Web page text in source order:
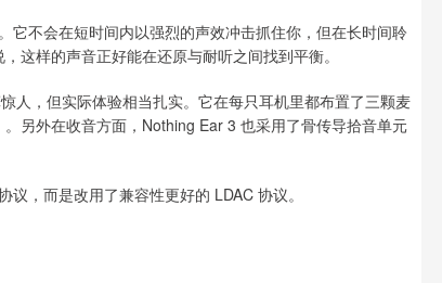
不会在短时间内以强烈的声效冲击抓住你，但在长时间聆
这样的声音正好能在还原与耐听之间找到平衡。
人，但实际体验相当扎实。它在每只耳机里都布置了三颗麦
另外在收音方面，Nothing Ear 3 也采用了骨传导拾音单元
，而是改用了兼容性更好的 LDAC 协议。